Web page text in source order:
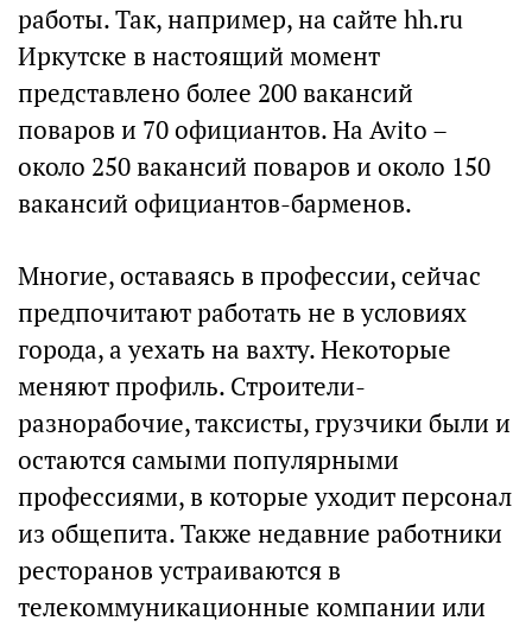
работы. Так, например, на сайте hh.ru
Иркутске в настоящий момент
представлено более 200 вакансий
поваров и 70 официантов. На Avito –
около 250 вакансий поваров и около 150
вакансий официантов-барменов.
Многие, оставаясь в профессии, сейчас
предпочитают работать не в условиях
города, а уехать на вахту. Некоторые
меняют профиль. Строители-
разнорабочие, таксисты, грузчики были и
остаются самыми популярными
профессиями, в которые уходит персонал
из общепита. Также недавние работники
ресторанов устраиваются в
телекоммуникационные компании или